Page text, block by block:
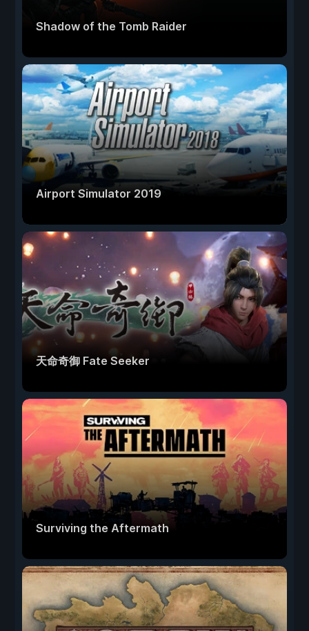
Shadow of the Tomb Raider
Airport Simulator 2019
天命奇御 Fate Seeker
Surviving the Aftermath